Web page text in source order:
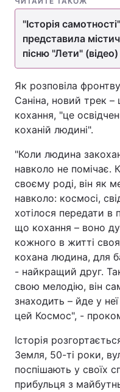
"Історія
представила
пісню "Лети" (відео)
Як розповіла
Саніна, новий трек –
кохання, "це
коханій людині".
"Коли людина
навколо не помічає.
своєму роді, він як
навколо: космосі,
хотілося передати в
що кохання – воно
кожного в житті
кохана людина, для
- найкращий друг.
свою мелодію, він
знаходить – йде у
цей Космос", -
Історія
Земля, 50-ті роки,
поспішають у своїх
прибульця з